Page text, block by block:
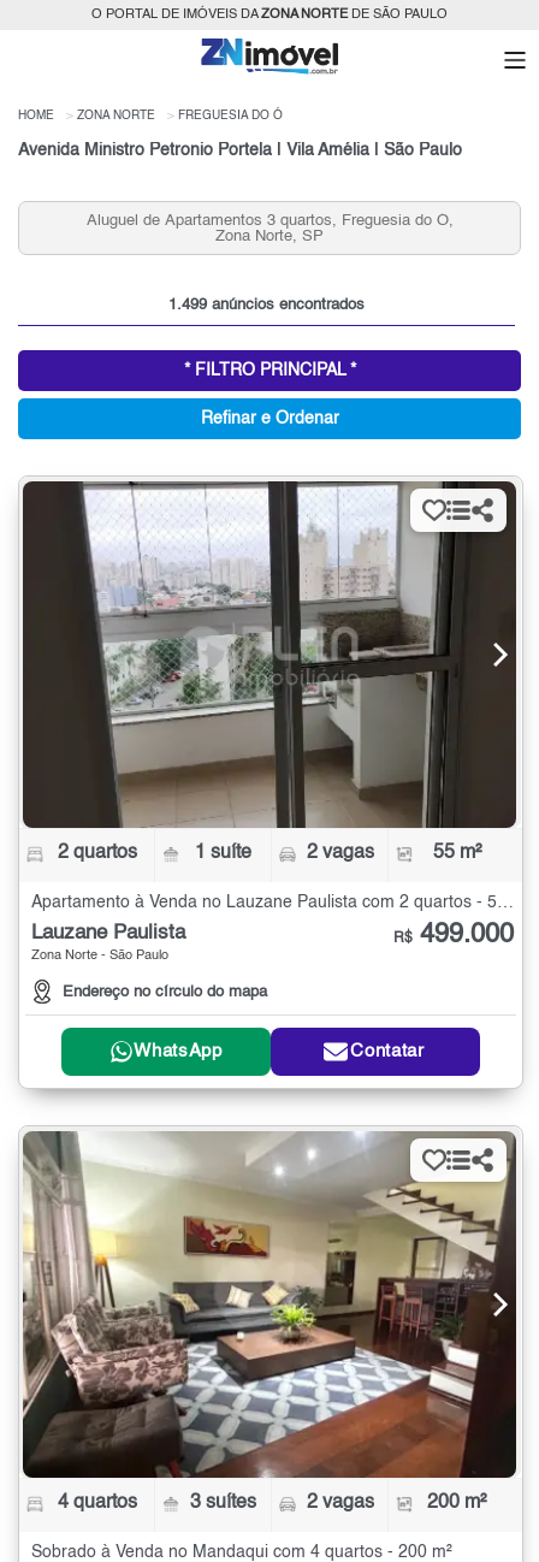
O PORTAL DE IMÓVEIS DAZONA NORTEDE SÃO PAULO
HOME ZONA NORTE FREGUESIA DO Ó
Avenida Ministro Petronio Portela | Vila Amélia | São Paulo
Casas 2 Quartos na Freguesia do Ó para Venda, Zona
Norte, SP
1.499 anúncios encontrados
* FILTRO PRINCIPAL *
Refinar e Ordenar
2 quartos 1 suíte 2 vagas 55 m²
Apartamento à Venda no Lauzane Paulista com 2 quartos - 55 m²
Lauzane Paulista
Zona Norte - São Paulo
Endereço no círculo do mapa
R$ 499.000
WhatsApp Contatar
4 quartos 3 suítes 2 vagas 200 m²
Sobrado à Venda no Mandaqui com 4 quartos - 200 m²